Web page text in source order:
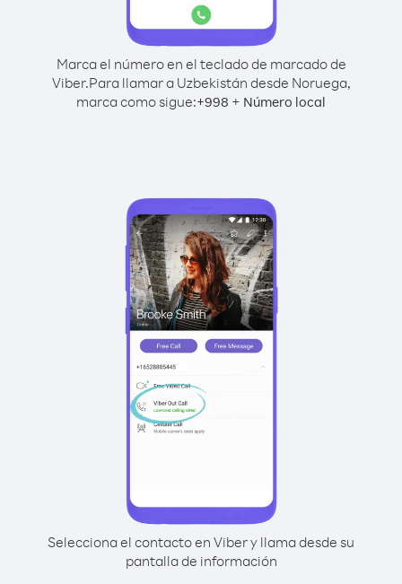
Marca el número en el teclado de marcado de
Viber.Para llamar a Uzbekistán desde Noruega,
marca como sigue:+998 + Número local
Selecciona el contacto en Viber y llama desde su
pantalla de información